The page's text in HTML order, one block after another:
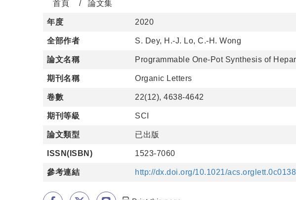
首頁 論文集
年度 2020
全部作者 S. Dey, H.-J. Lo, C.-H. Wong
論文名稱 Programmable One-Pot Synthesis of
期刊名稱 Organic Letters
卷數 22(12), 4638-4642
期刊等級 SCI
論文類型 已出版
ISSN(ISBN) 1523-7060
參考連結 http://dx.doi.org/10.1021/